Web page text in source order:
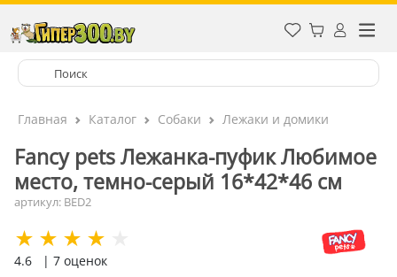
Главная Каталог Собаки Лежаки и домики
Fancy pets Лежанка-пуфик Любимое
место, темно-серый 16*42*46 см
артикул: BED2
4.6 | 7 оценок